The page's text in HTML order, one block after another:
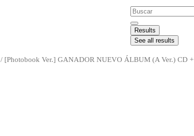
Results
See all results
/ [Photobook Ver.] GANADOR NUEVO ÁLBUM (A Ver.) CD +